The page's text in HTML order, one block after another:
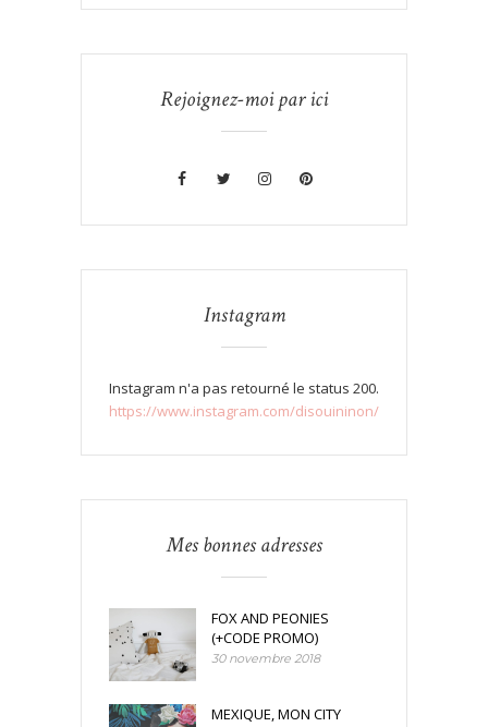
Rejoignez-moi par ici
Instagram
Instagram n'a pas retourné le status 200.
https://www.instagram.com/disouininon/
Mes bonnes adresses
FOX AND PEONIES
(+CODE PROMO)
30 novembre 2018
MEXIQUE, MON CITY